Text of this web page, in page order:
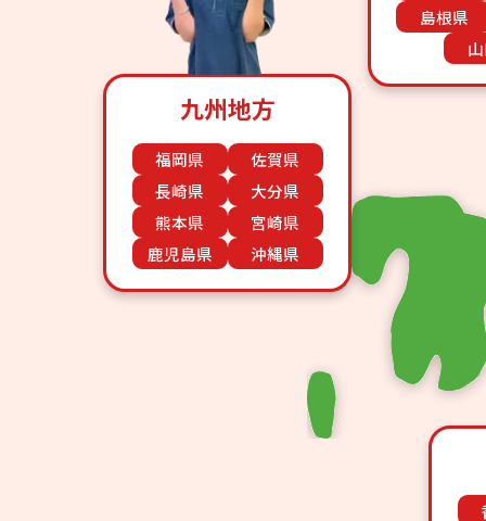
島根県
九州地方
福岡県
佐賀県
長崎県
大分県
熊本県
宮崎県
鹿児島県
沖縄県